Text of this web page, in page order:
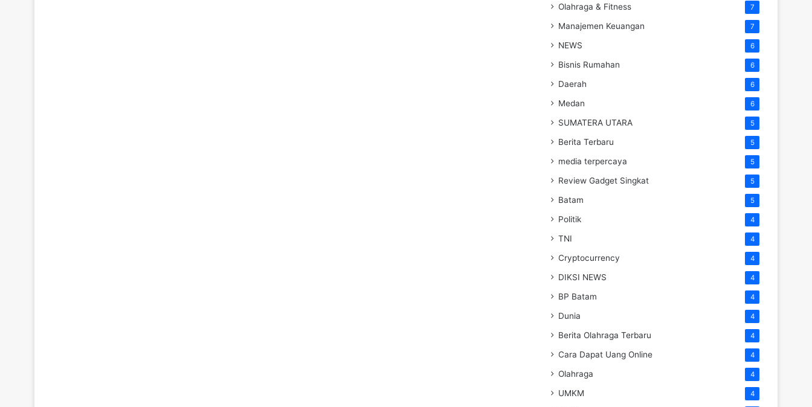
Olahraga & Fitness 7
Manajemen Keuangan 7
NEWS 6
Bisnis Rumahan 6
Daerah 6
Medan 6
SUMATERA UTARA 5
Berita Terbaru 5
media terpercaya 5
Review Gadget Singkat 5
Batam 5
Politik 4
TNI 4
Cryptocurrency 4
DIKSI NEWS 4
BP Batam 4
Dunia 4
Berita Olahraga Terbaru 4
Cara Dapat Uang Online 4
Olahraga 4
UMKM 4